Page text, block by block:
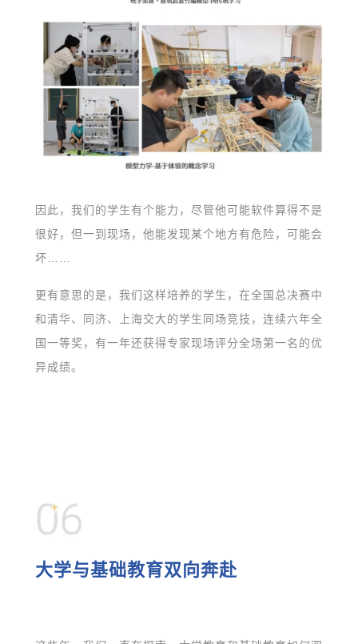
因此，我们的学生有个能力，尽管他可能软件算得不是
很好，但一到现场，他能发现某个地方有危险，可能会
坏……
更有意思的是，我们这样培养的学生，在全国总决赛中
和清华、同济、上海交大的学生同场竞技，连续六年全
国一等奖，有一年还获得专家现场评分全场第一名的优
异成绩。
大学与基础教育双向奔赴